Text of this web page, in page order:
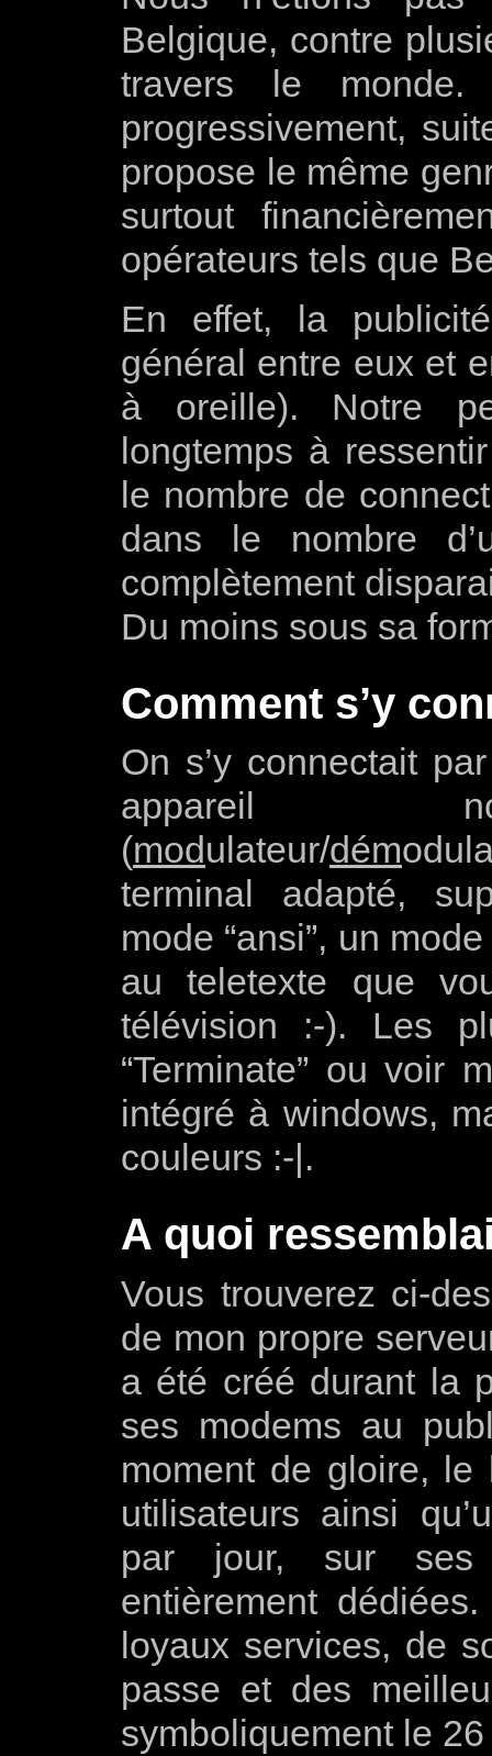
Belgique, contre
travers le
progressivement,
propose le même
surtout
opérateurs tels que
En effet, la
général entre eux et
à oreille). Notre
longtemps à
le nombre de
dans le nombre
complètement
Du moins sous sa
Comment s’y
On s’y connectait
appareil
(modulateur/dém
terminal adapté,
mode “ansi”, un
au teletexte que
télévision :-). Les
“Terminate” ou voir
intégré à windows,
couleurs :-|.
A quoi
Vous trouverez ci-
de mon propre
a été créé durant la
ses modems au
moment de gloire,
utilisateurs ainsi
par jour, sur ses
entièrement
loyaux services, de
passe et des
symboliquement le